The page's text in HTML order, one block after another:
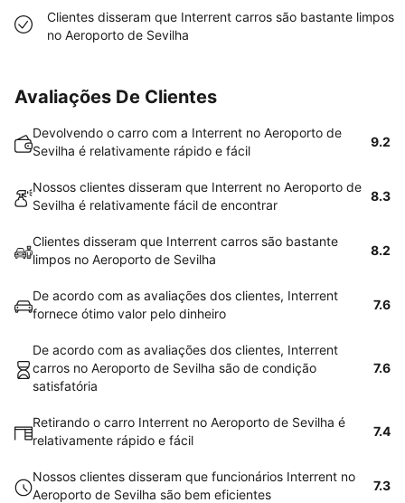
Clientes disseram que Interrent carros são bastante limpos
no Aeroporto de Sevilha
Avaliações De Clientes
Devolvendo o carro com a Interrent no Aeroporto de
Sevilha é relativamente rápido e fácil
9.2
Nossos clientes disseram que Interrent no Aeroporto de
Sevilha é relativamente fácil de encontrar
8.3
Clientes disseram que Interrent carros são bastante
limpos no Aeroporto de Sevilha
8.2
De acordo com as avaliações dos clientes, Interrent
fornece ótimo valor pelo dinheiro
7.6
De acordo com as avaliações dos clientes, Interrent
carros no Aeroporto de Sevilha são de condição
satisfatória
7.6
Retirando o carro Interrent no Aeroporto de Sevilha é
relativamente rápido e fácil
7.4
Nossos clientes disseram que funcionários Interrent no
Aeroporto de Sevilha são bem eficientes
7.3